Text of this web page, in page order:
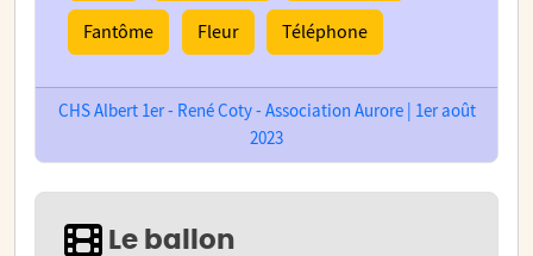
Fantôme Fleur Téléphone
CHS Albert 1er - René Coty - Association Aurore | 1er août
2023
Le ballon